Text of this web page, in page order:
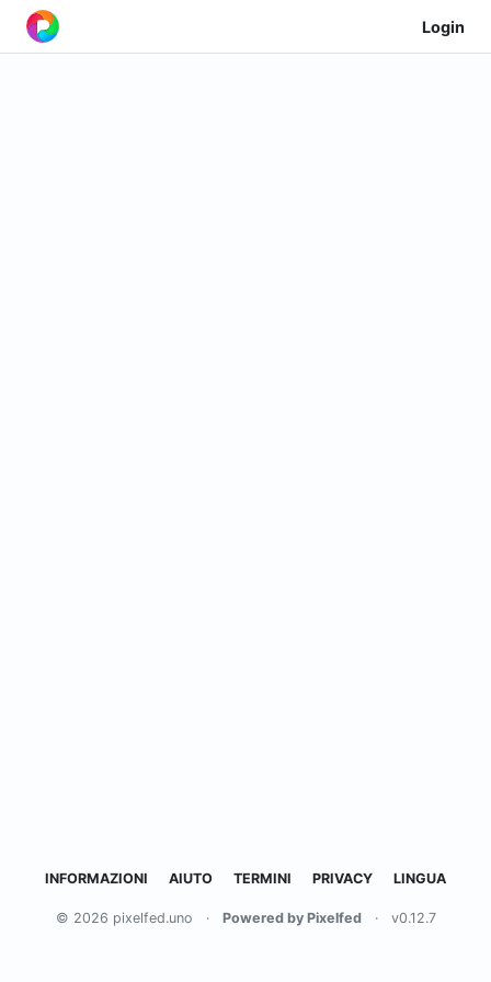
Login
INFORMAZIONI AIUTO TERMINI PRIVACY LINGUA
© 2026 pixelfed.uno · Powered by Pixelfed · v0.12.7